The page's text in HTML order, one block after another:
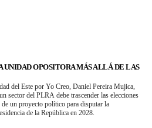
UNIDAD OPOSITORA MÁS ALLÁ DE LAS
del Este por Yo Creo, Daniel Pereira Mujica,
sector del PLRA debe trascender las elecciones
un proyecto político para disputar la
de la República en 2028.